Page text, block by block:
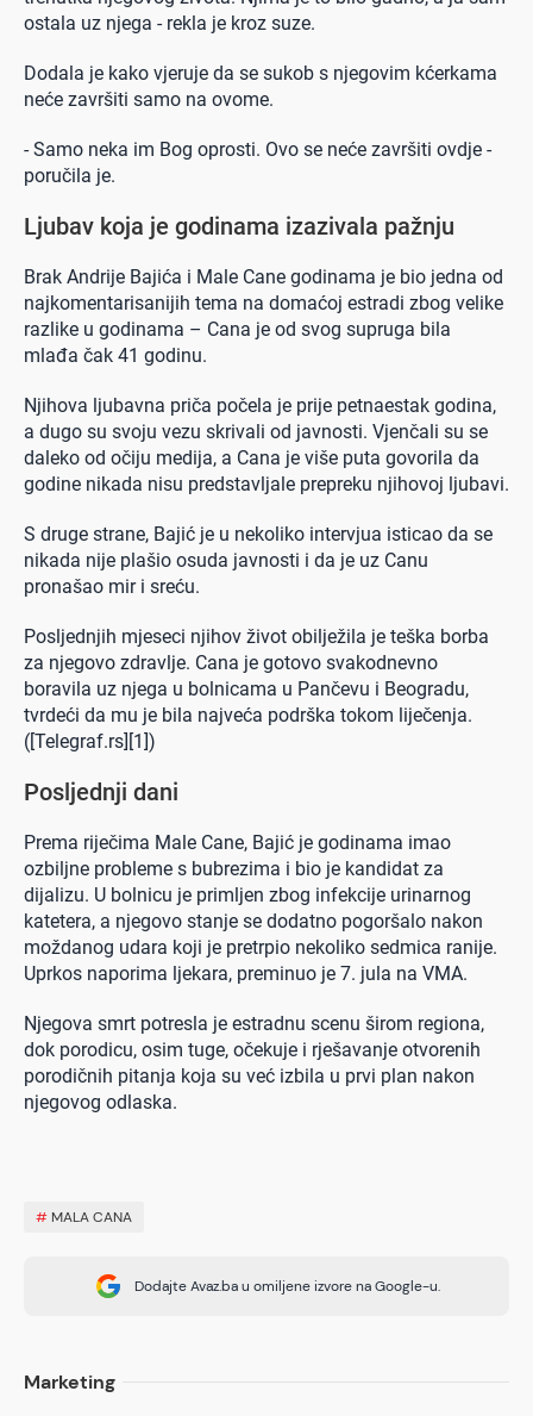
ostala uz njega - rekla je kroz suze.
Dodala je kako vjeruje da se sukob s njegovim kćerkama
neće završiti samo na ovome.
- Samo neka im Bog oprosti. Ovo se neće završiti ovdje -
poručila je.
Ljubav koja je godinama izazivala pažnju
Brak Andrije Bajića i Male Cane godinama je bio jedna od
najkomentarisanijih tema na domaćoj estradi zbog velike
razlike u godinama – Cana je od svog supruga bila
mlađa čak 41 godinu.
Njihova ljubavna priča počela je prije petnaestak godina,
a dugo su svoju vezu skrivali od javnosti. Vjenčali su se
daleko od očiju medija, a Cana je više puta govorila da
godine nikada nisu predstavljale prepreku njihovoj ljubavi.
S druge strane, Bajić je u nekoliko intervjua isticao da se
nikada nije plašio osuda javnosti i da je uz Canu
pronašao mir i sreću.
Posljednjih mjeseci njihov život obilježila je teška borba
za njegovo zdravlje. Cana je gotovo svakodnevno
boravila uz njega u bolnicama u Pančevu i Beogradu,
tvrdeći da mu je bila najveća podrška tokom liječenja.
([Telegraf.rs][1])
Posljednji dani
Prema riječima Male Cane, Bajić je godinama imao
ozbiljne probleme s bubrezima i bio je kandidat za
dijalizu. U bolnicu je primljen zbog infekcije urinarnog
katetera, a njegovo stanje se dodatno pogoršalo nakon
moždanog udara koji je pretrpio nekoliko sedmica ranije.
Uprkos naporima ljekara, preminuo je 7. jula na VMA.
Njegova smrt potresla je estradnu scenu širom regiona,
dok porodicu, osim tuge, očekuje i rješavanje otvorenih
porodičnih pitanja koja su već izbila u prvi plan nakon
njegovog odlaska.
# MALA CANA
Dodajte Avaz.ba u omiljene izvore na Google-u.
Marketing